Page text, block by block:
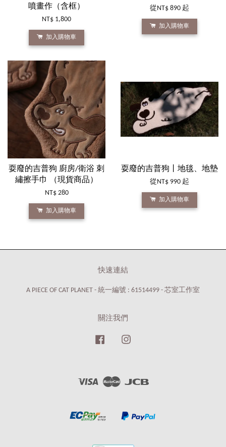
噴畫作（含框）
NT$ 1,800
加入購物車
從 NT$ 890 起
加入購物車
耍廢的吉普狗 廚房/衛浴 刺
繡擦手巾 （現貨商品）
NT$ 280
加入購物車
耍廢的吉普狗丨地毯、地墊
從 NT$ 990 起
加入購物車
快速連結
A PIECE OF CAT PLANET - 統一編號 : 61514499 - 芯室工作室
關注我們
Facebook
Visa Master